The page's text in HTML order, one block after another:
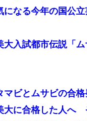
になる今年の国公
大入試都市伝説「
マビとムサビの合
大に合格した人へ